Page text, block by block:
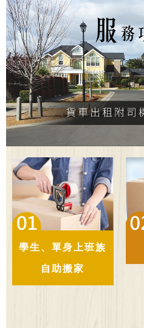
學生、單身上班族
自助搬家